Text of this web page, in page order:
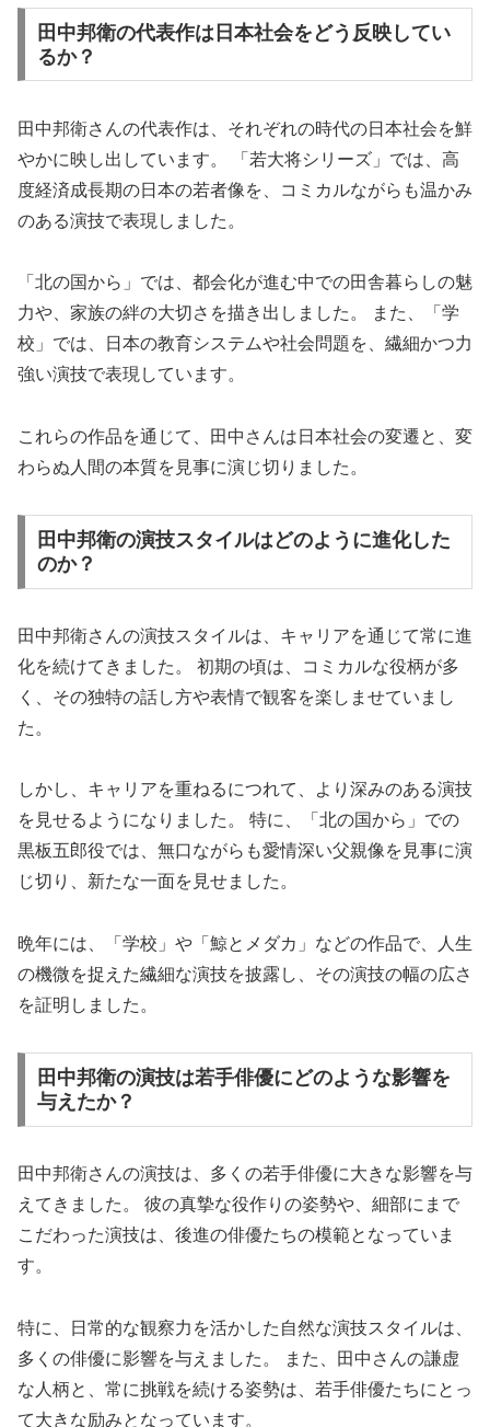
田中邦衛の代表作は日本社会をどう反映してい
るか？
田中邦衛さんの代表作は、それぞれの時代の日本社会を鮮
やかに映し出しています。 「若大将シリーズ」では、高
度経済成長期の日本の若者像を、コミカルながらも温かみ
のある演技で表現しました。
「北の国から」では、都会化が進む中での田舎暮らしの魅
力や、家族の絆の大切さを描き出しました。 また、「学
校」では、日本の教育システムや社会問題を、繊細かつ力
強い演技で表現しています。
これらの作品を通じて、田中さんは日本社会の変遷と、変
わらぬ人間の本質を見事に演じ切りました。
田中邦衛の演技スタイルはどのように進化した
のか？
田中邦衛さんの演技スタイルは、キャリアを通じて常に進
化を続けてきました。 初期の頃は、コミカルな役柄が多
く、その独特の話し方や表情で観客を楽しませていまし
た。
しかし、キャリアを重ねるにつれて、より深みのある演技
を見せるようになりました。 特に、「北の国から」での
黒板五郎役では、無口ながらも愛情深い父親像を見事に演
じ切り、新たな一面を見せました。
晩年には、「学校」や「鯨とメダカ」などの作品で、人生
の機微を捉えた繊細な演技を披露し、その演技の幅の広さ
を証明しました。
田中邦衛の演技は若手俳優にどのような影響を
与えたか？
田中邦衛さんの演技は、多くの若手俳優に大きな影響を与
えてきました。 彼の真摯な役作りの姿勢や、細部にまで
こだわった演技は、後進の俳優たちの模範となっていま
す。
特に、日常的な観察力を活かした自然な演技スタイルは、
多くの俳優に影響を与えました。 また、田中さんの謙虚
な人柄と、常に挑戦を続ける姿勢は、若手俳優たちにとっ
て大きな励みとなっています。